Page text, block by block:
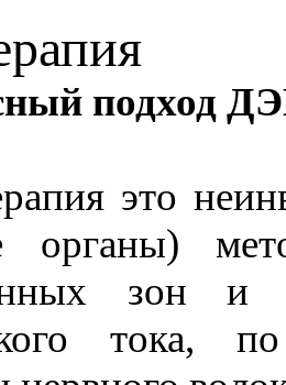
подход
это
органы)
зон и
тока,